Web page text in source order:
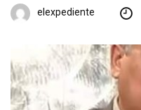
elexpediente